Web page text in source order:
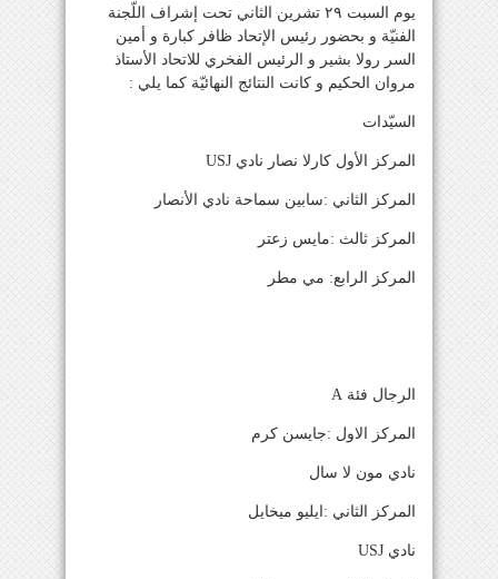
يوم السبت ٢٩ تشرين الثاني تحت إشراف اللّجنة
الفنيّة و بحضور رئيس الإتحاد ظافر كبارة و أمين
السر رولا بشير و الرئيس الفخري للاتحاد الأستاذ
مروان الحكيم و كانت النتائج النهائيّة كما يلي :
السيّدات
المركز الأول كارلا نصار نادي USJ
المركز الثاني :سابين سماحة نادي الأنصار
المركز ثالث :مايس زعتر
المركز الرابع: مي مطر
الرجال فئة A
المركز الاول :جايسن كرم
نادي مون لا سال
المركز الثاني :ايليو ميخايل
نادي USJ